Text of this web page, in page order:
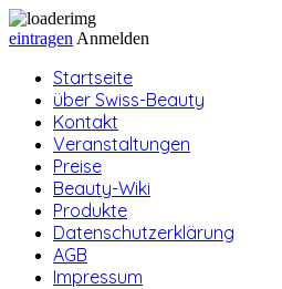
eintragen Anmelden
Startseite
über Swiss-Beauty
Kontakt
Veranstaltungen
Preise
Beauty-Wiki
Produkte
Datenschutzerklärung
AGB
Impressum